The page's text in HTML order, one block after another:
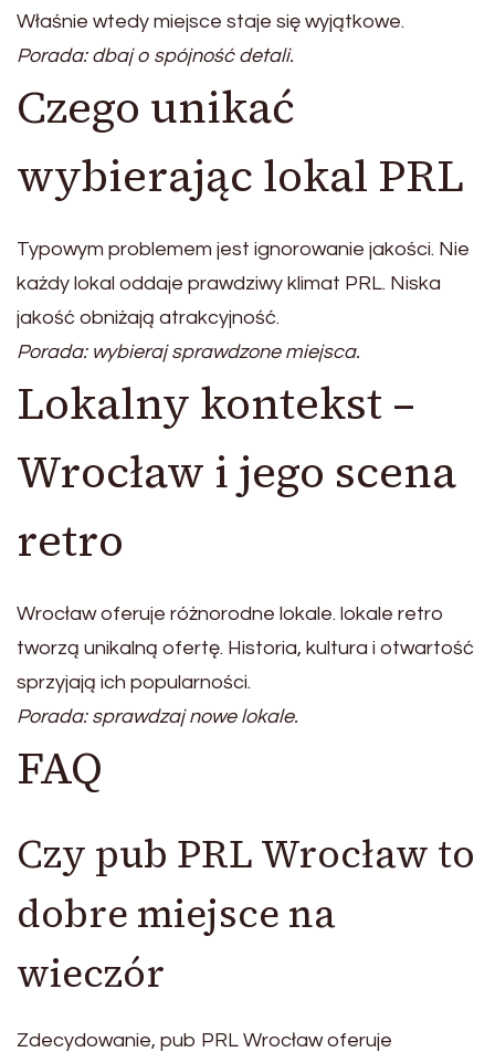
Właśnie wtedy miejsce staje się wyjątkowe.
Porada: dbaj o spójność detali.
Czego unikać
wybierając lokal PRL
Typowym problemem jest ignorowanie jakości. Nie
każdy lokal oddaje prawdziwy klimat PRL. Niska
jakość obniżają atrakcyjność.
Porada: wybieraj sprawdzone miejsca.
Lokalny kontekst –
Wrocław i jego scena
retro
Wrocław oferuje różnorodne lokale. lokale retro
tworzą unikalną ofertę. Historia, kultura i otwartość
sprzyjają ich popularności.
Porada: sprawdzaj nowe lokale.
FAQ
Czy pub PRL Wrocław to
dobre miejsce na
wieczór
Zdecydowanie, pub PRL Wrocław oferuje